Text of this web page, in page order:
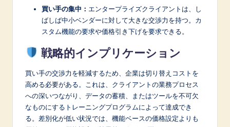
買い手の集中： エンタープライズクライアントは、し
ばしば中小ベンダーに対して大きな交渉力を持つ。カ
スタム機能の要求や価格引き下げを要求できる。
戦略的インプリケーション
買い手の交渉力を軽減するため、企業は切り替えコストを
高める必要がある。これは、クライアントの業務プロセス
への深いつながり、データの蓄積、またはツールを不可欠
なものにするトレーニングプログラムによって達成でき
る。差別化が低い状況では、機能ベースの価格設定よりも